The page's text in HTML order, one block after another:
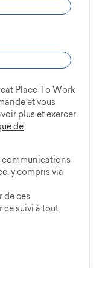
Place To Work
et vous
plus et exercer
de
communications
y compris via
de ces
suivi à tout